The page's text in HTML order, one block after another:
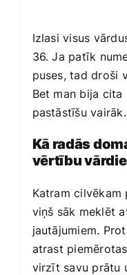
Izlasi visus
36. Ja patīk
puses, tad droši
Bet man bija cita
pastāstīšu vairāk.
Kā radās
vērtību
Katram cilvēkam
viņš sāk meklēt
jautājumiem.
atrast
virzīt savu prātu